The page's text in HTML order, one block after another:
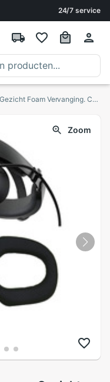
24/7 service
Voor Oculus rift s VR Geheugen Gezicht Foam Vervanging. Comfortabele Pu Lederen Kussen, Verhoogde FOV.
Zoom